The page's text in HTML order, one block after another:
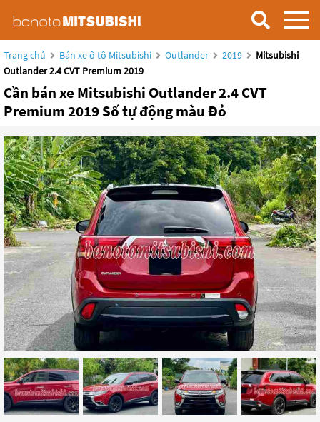
Trang chủ Bán xe ô tô Mitsubishi Outlander 2019
Mitsubishi
Outlander 2.4 CVT Premium 2019
Cần bán xe Mitsubishi Outlander 2.4 CVT
Premium 2019 Số tự động màu Đỏ